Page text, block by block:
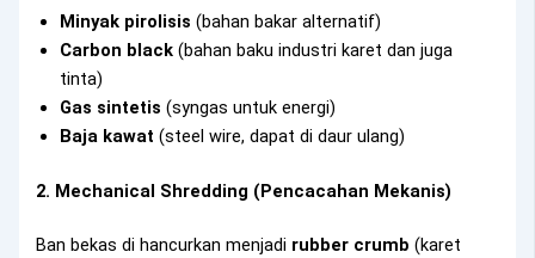
Minyak pirolisis (bahan bakar alternatif)
Carbon black (bahan baku industri karet dan juga
tinta)
Gas sintetis (syngas untuk energi)
Baja kawat (steel wire, dapat di daur ulang)
2. Mechanical Shredding (Pencacahan Mekanis)
Ban bekas di hancurkan menjadi rubber crumb (karet